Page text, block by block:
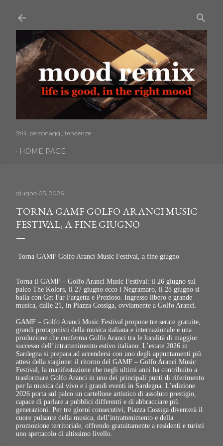
Stili, personaggi, tendenze
HOME PAGE
giugno 05, 2026
TORNA GAMF GOLFO ARANCI MUSIC
FESTIVAL, A FINE GIUGNO
Torna GAMF Golfo Aranci Music Festival, a fine giugno
Torna il GAMF – Golfo Aranci Music Festival: il 26 giugno sul
palco The Kolors, il 27 giugno ecco i Negramaro, il 28 giugno si
balla con Get Far Fargetta e Prezioso. Ingresso libero e grande
musica, dalle 21, in Piazza Cossiga, ovviamente a Golfo Aranci.
GAMF – Golfo Aranci Music Festival propone tre serate gratuite,
grandi protagonisti della musica italiana e internazionale e una
produzione che conferma Golfo Aranci tra le località di maggior
successo dell’intrattenimento estivo italiano. L’estate 2026 in
Sardegna si prepara ad accendersi con uno degli appuntamenti più
attesi della stagione: il ritorno del GAMF – Golfo Aranci Music
Festival, la manifestazione che negli ultimi anni ha contribuito a
trasformare Golfo Aranci in uno dei principali punti di riferimento
per la musica dal vivo e i grandi eventi in Sardegna. L’edizione
2026 porta sul palco un cartellone artistico di assoluto prestigio,
capace di parlare a pubblici differenti e di abbracciare più
generazioni. Per tre giorni consecutivi, Piazza Cossiga diventerà il
cuore pulsante della musica, dell’intrattenimento e della
promozione territoriale, offrendo gratuitamente a residenti e turisti
uno spettacolo di altissimo livello.